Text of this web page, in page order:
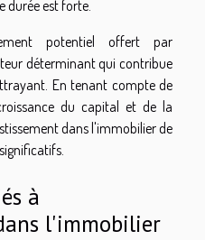
durée est forte.
potentiel offert par
déterminant qui contribue
En tenant compte de
du capital et de la
dans l'immobilier de
à
l'immobilier